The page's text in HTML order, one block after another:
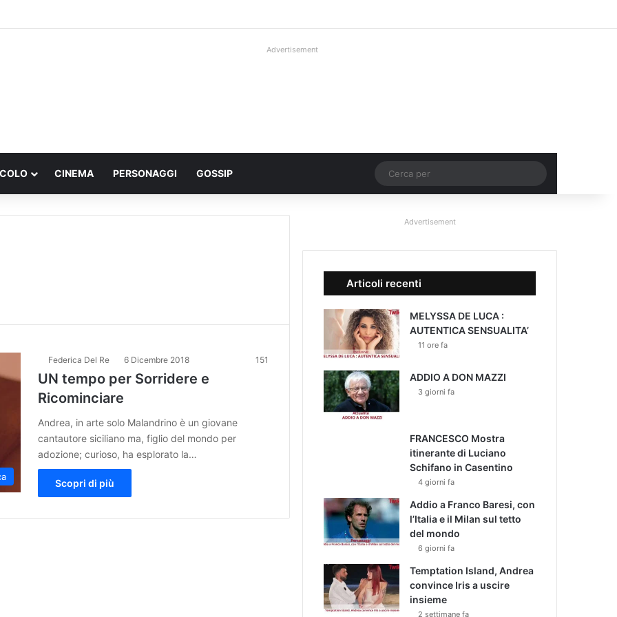
Advertisement
CINEMA PERSONAGGI GOSSIP Un articolo a caso
per
Federica Del Re 6 Dicembre 2018 151
UN tempo per Sorridere e
Ricominciare
Andrea, in arte solo Malandrino è un giovane
cantautore siciliano ma, figlio del mondo per
adozione; curioso, ha esplorato la…
Scopri di più
Advertisement
Articoli recenti
MELYSSA DE LUCA :
AUTENTICA SENSUALITA’
11 ore fa
ADDIO A DON MAZZI
3 giorni fa
FRANCESCO Mostra
itinerante di Luciano
Schifano in Casentino
4 giorni fa
Addio a Franco Baresi, con
l’Italia e il Milan sul tetto
del mondo
6 giorni fa
Temptation Island, Andrea
convince Iris a uscire
insieme
2 settimane fa